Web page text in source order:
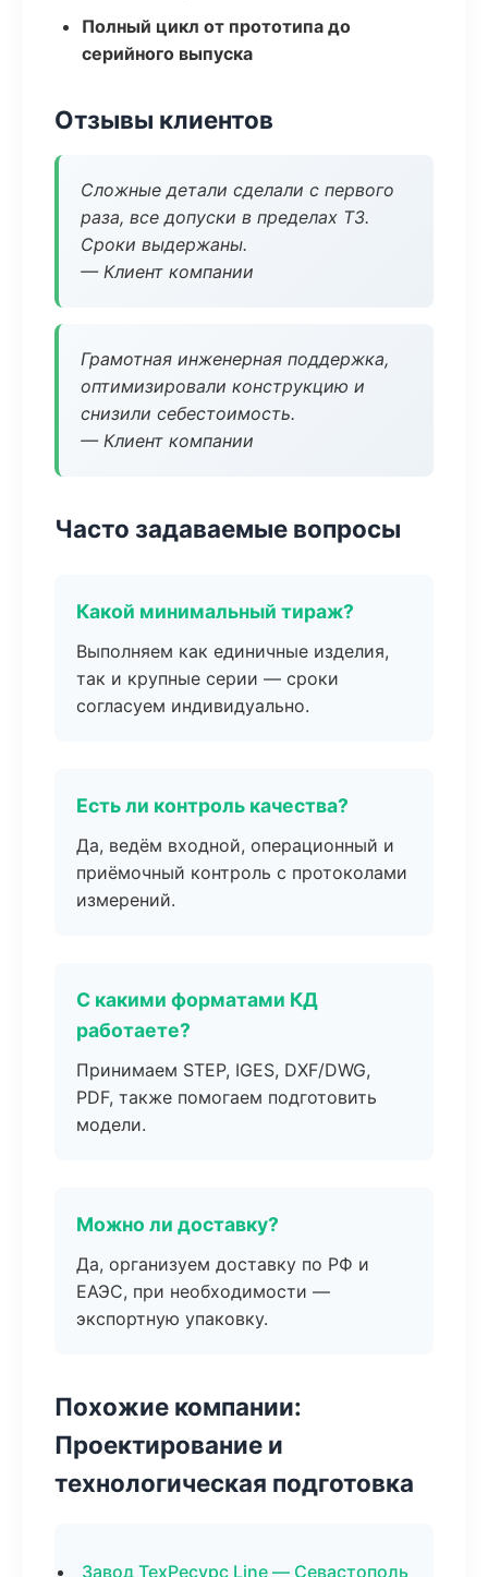
Полный цикл от прототипа до
серийного выпуска
Отзывы клиентов
Сложные детали сделали с первого
раза, все допуски в пределах ТЗ.
Сроки выдержаны.
— Клиент компании
Грамотная инженерная поддержка,
оптимизировали конструкцию и
снизили себестоимость.
— Клиент компании
Часто задаваемые вопросы
Какой минимальный тираж?
Выполняем как единичные изделия,
так и крупные серии — сроки
согласуем индивидуально.
Есть ли контроль качества?
Да, ведём входной, операционный и
приёмочный контроль с протоколами
измерений.
С какими форматами КД
работаете?
Принимаем STEP, IGES, DXF/DWG,
PDF, также помогаем подготовить
модели.
Можно ли доставку?
Да, организуем доставку по РФ и
ЕАЭС, при необходимости —
экспортную упаковку.
Похожие компании:
Проектирование и
технологическая подготовка
Завод ТехРесурс Line — Севастополь